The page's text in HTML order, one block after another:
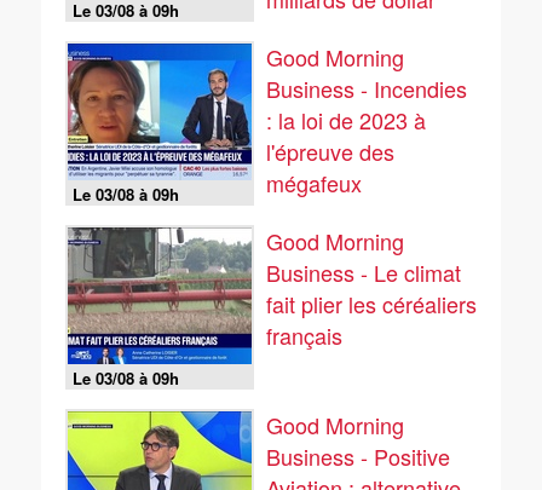
Le 03/08 à 09h
Le 03/08 à 09h
Good Morning
Business - Incendies
: la loi de 2023 à
l'épreuve des
mégafeux
Le 03/08 à 09h
Good Morning
Business - Le climat
fait plier les céréaliers
français
Good Morning
Business - Positive